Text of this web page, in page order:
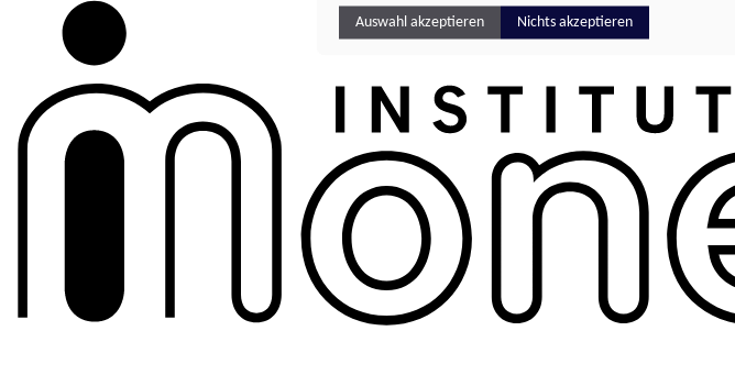
Auswahl akzeptieren Nichts akzeptieren